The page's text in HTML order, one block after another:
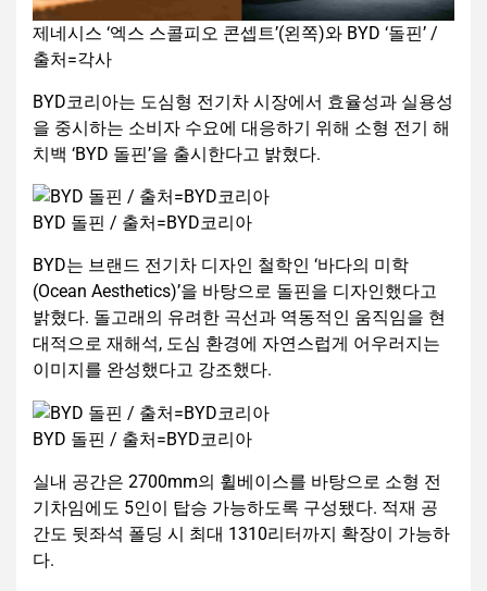
제네시스 ‘엑스 스콜피오 콘셉트’(왼쪽)와 BYD ‘돌핀’ /
출처=각사
BYD코리아는 도심형 전기차 시장에서 효율성과 실용성
을 중시하는 소비자 수요에 대응하기 위해 소형 전기 해
치백 ‘BYD 돌핀’을 출시한다고 밝혔다.
BYD 돌핀 / 출처=BYD코리아
BYD는 브랜드 전기차 디자인 철학인 ‘바다의 미학
(Ocean Aesthetics)’을 바탕으로 돌핀을 디자인했다고
밝혔다. 돌고래의 유려한 곡선과 역동적인 움직임을 현
대적으로 재해석, 도심 환경에 자연스럽게 어우러지는
이미지를 완성했다고 강조했다.
BYD 돌핀 / 출처=BYD코리아
실내 공간은 2700mm의 휠베이스를 바탕으로 소형 전
기차임에도 5인이 탑승 가능하도록 구성됐다. 적재 공
간도 뒷좌석 폴딩 시 최대 1310리터까지 확장이 가능하
다.